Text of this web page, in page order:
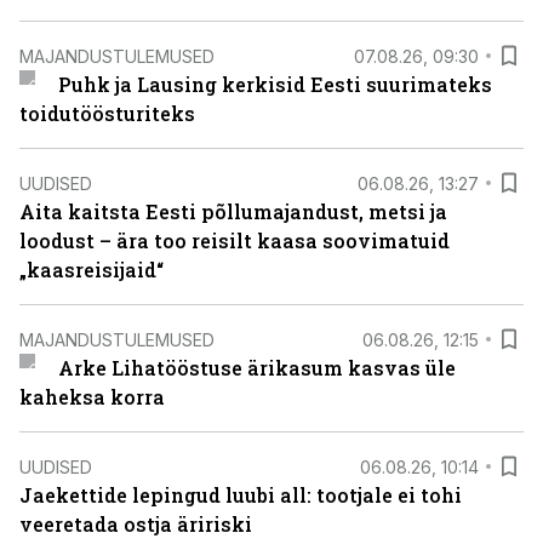
MAJANDUSTULEMUSED 07.08.26, 09:30
Puhk ja Lausing kerkisid Eesti suurimateks
toidutöösturiteks
UUDISED 06.08.26, 13:27
Aita kaitsta Eesti põllumajandust, metsi ja
loodust – ära too reisilt kaasa soovimatuid
„kaasreisijaid“
MAJANDUSTULEMUSED 06.08.26, 12:15
Arke Lihatööstuse ärikasum kasvas üle
kaheksa korra
UUDISED 06.08.26, 10:14
Jaekettide lepingud luubi all: tootjale ei tohi
veeretada ostja äririski